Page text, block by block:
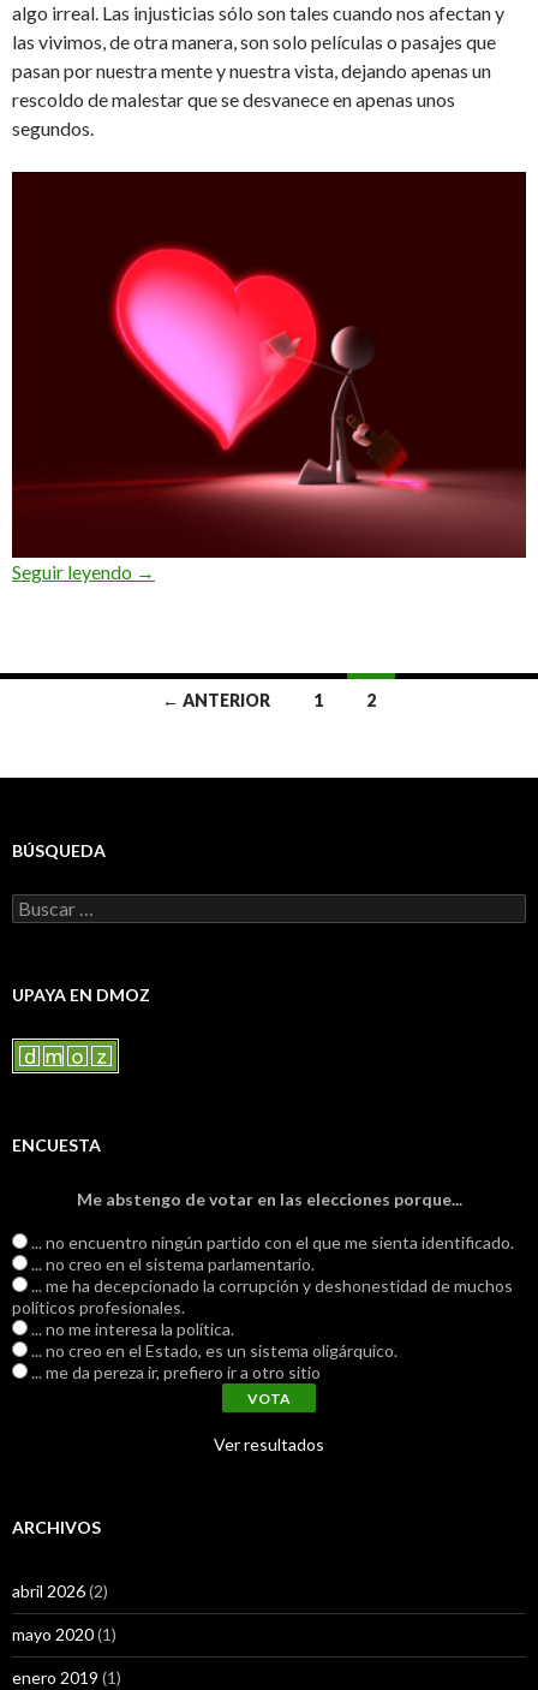
algo irreal. Las injusticias sólo son tales cuando nos afectan y
las vivimos, de otra manera, son solo películas o pasajes que
pasan por nuestra mente y nuestra vista, dejando apenas un
rescoldo de malestar que se desvanece en apenas unos
segundos.
Seguir leyendo Sobre el amor
→
las
← ANTERIOR 1 2
BÚSQUEDA
Buscar:
UPAYA EN DMOZ
ENCUESTA
Me abstengo de votar en las elecciones porque...
... no encuentro ningún partido con el que me sienta identificado.
... no creo en el sistema parlamentario.
... me ha decepcionado la corrupción y deshonestidad de muchos
políticos profesionales.
... no me interesa la política.
... no creo en el Estado, es un sistema oligárquico.
... me da pereza ir, prefiero ir a otro sitio
Ver resultados
ARCHIVOS
abril 2026(2)
mayo 2020(1)
enero 2019 (1)